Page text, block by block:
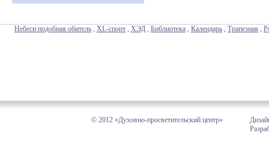
Небеси подобная обитель , XL-спорт , ХЭД , Библиотека , Календарь , Трапезная ,
© 2012 «Духовно-просветительский центр»